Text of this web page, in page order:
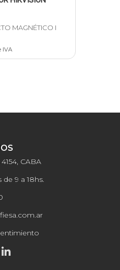
MAGNÉTICO I
IVA
CABA
9 a 18hs.